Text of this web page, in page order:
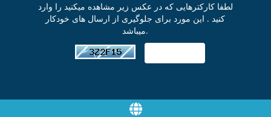
لطفا کارکترهایی که در عکس زیر مشاهده میکنید را وارد
کنید . این مورد برای جلوگیری از ارسال های خودکار
میباشد.